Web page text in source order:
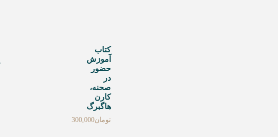
کتاب
آموزش
حضور
در
صحنه،
کارن
هاگبرگ
تومان300,000